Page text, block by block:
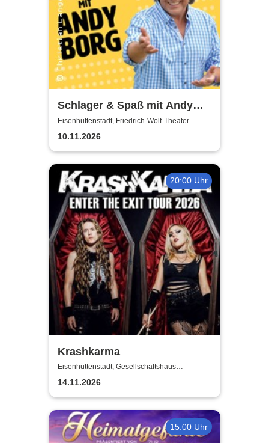
Schlager & Spaß mit Andy
Borg und Gästen
Eisenhüttenstadt, Friedrich-Wolf-Theater
10.11.2026
20:00 Uhr
Krashkarma
Eisenhüttenstadt, Gesellschaftshaus
Schleicher
14.11.2026
15:00 Uhr